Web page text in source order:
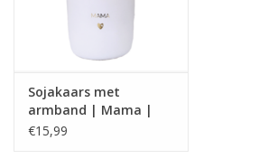
Merken
Sojakaars met
armband | Mama |
My Flame
€15,99